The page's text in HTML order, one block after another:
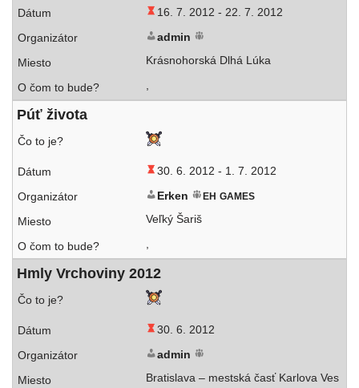
16. 7. 2012 - 22. 7. 2012
admin
Krásnohorská Dlhá Lúka
,
Púť živo­ta
30. 6. 2012 - 1. 7. 2012
Erken EH GAMES
Veľký Šariš
,
Hmly Vrchoviny 2012
30. 6. 2012
admin
Bratislava – mest­ská časť Karlova Ves